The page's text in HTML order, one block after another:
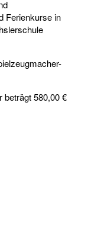
Ferienkurse in
beträgt 580,00 €